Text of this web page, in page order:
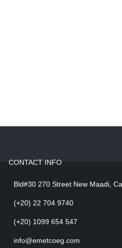
CONTACT INFO
Bld#30 270 Street New Maadi,
(+20) 22 704 9740
(+20) 1099 654 547
info@emetcoeg.com